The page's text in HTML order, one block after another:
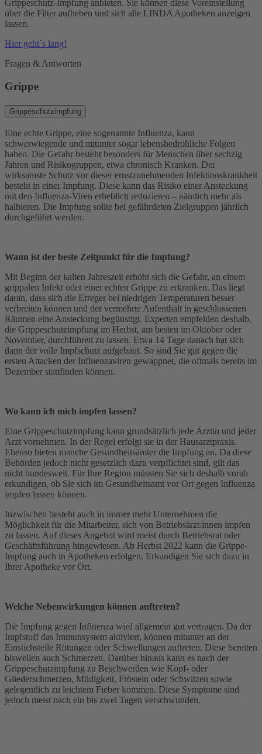
Grippeschutz-Impfung anbieten. Sie können diese Voreinstellung
über die Filter aufheben und sich alle LINDA Apotheken anzeigen
lassen.
Hier geht´s lang!
Fragen & Antworten
Grippe
Grippeschutzimpfung
Eine echte Grippe, eine sogenannte Influenza, kann
schwerwiegende und mitunter sogar lebensbedrohliche Folgen
haben. Die Gefahr besteht besonders für Menschen über sechzig
Jahren und Risikogruppen, etwa chronisch Kranken. Der
wirksamste Schutz vor dieser ernstzunehmenden Infektionskrankheit
besteht in einer Impfung. Diese kann das Risiko einer Ansteckung
mit den Influenza-Viren erheblich reduzieren – nämlich mehr als
halbieren. Die Impfung sollte bei gefährdeten Zielgruppen jährlich
durchgeführt werden.
Wann ist der beste Zeitpunkt für die Impfung?
Mit Beginn der kalten Jahreszeit erhöht sich die Gefahr, an einem
grippalen Infekt oder einer echten Grippe zu erkranken. Das liegt
daran, dass sich die Erreger bei niedrigen Temperaturen besser
verbreiten können und der vermehrte Aufenthalt in geschlossenen
Räumen eine Ansteckung begünstigt. Experten empfehlen deshalb,
die Grippeschutzimpfung im Herbst, am besten im Oktober oder
November, durchführen zu lassen. Etwa 14 Tage danach hat sich
dann der volle Impfschutz aufgebaut. So sind Sie gut gegen die
ersten Attacken der Influenzaviren gewappnet, die oftmals bereits im
Dezember stattfinden können.
Wo kann ich mich impfen lassen?
Eine Grippeschutzimpfung kann grundsätzlich jede Ärztin und jeder
Arzt vornehmen. In der Regel erfolgt sie in der Hausarztpraxis.
Ebenso bieten manche Gesundheitsämter die Impfung an. Da diese
Behörden jedoch nicht gesetzlich dazu verpflichtet sind, gilt das
nicht bundesweit. Für Ihre Region müssten Sie sich deshalb vorab
erkundigen, ob Sie sich im Gesundheitsamt vor Ort gegen Influenza
impfen lassen können.
Inzwischen besteht auch in immer mehr Unternehmen die
Möglichkeit für die Mitarbeiter, sich von Betriebsärzt:innen impfen
zu lassen. Auf dieses Angebot wird meist durch Betriebsrat oder
Geschäftsführung hingewiesen. Ab Herbst 2022 kann die Grippe-
Impfung auch in Apotheken erfolgen. Erkundigen Sie sich dazu in
Ihrer Apotheke vor Ort.
Welche Nebenwirkungen können auftreten?
Die Impfung gegen Influenza wird allgemein gut vertragen. Da der
Impfstoff das Immunsystem aktiviert, können mitunter an der
Einstichstelle Rötungen oder Schwellungen auftreten. Diese bereiten
bisweilen auch Schmerzen. Darüber hinaus kann es nach der
Grippeschutzimpfung zu Beschwerden wie Kopf- oder
Gliederschmerzen, Müdigkeit, Frösteln oder Schwitzen sowie
gelegentlich zu leichtem Fieber kommen. Diese Symptome sind
jedoch meist nach ein bis zwei Tagen verschwunden.